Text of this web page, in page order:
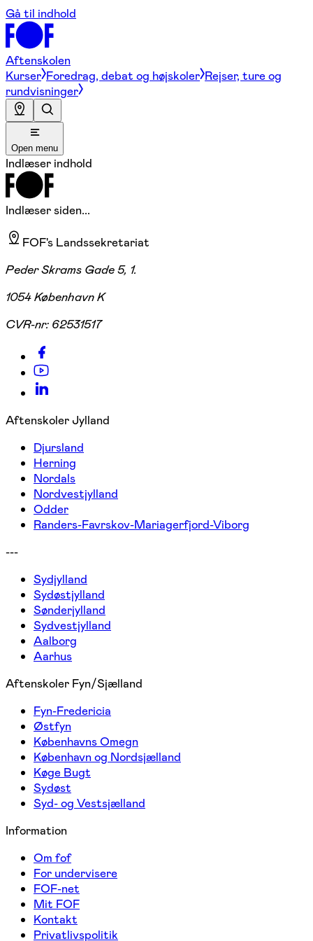
Gå til indhold
Aftenskolen
Kurser Foredrag, debat og højskoler Rejser, ture og
rundvisninger
Open menu
Indlæser indhold
Indlæser siden...
FOF's Landssekretariat
Peder Skrams Gade 5, 1.
1054 København K
CVR-nr: 62531517
Aftenskoler Jylland
Djursland
Herning
Nordals
Nordvestjylland
Odder
Randers-Favrskov-Mariagerfjord-Viborg
---
Sydjylland
Sydøstjylland
Sønderjylland
Sydvestjylland
Aalborg
Aarhus
Aftenskoler Fyn/Sjælland
Fyn-Fredericia
Østfyn
Københavns Omegn
København og Nordsjælland
Køge Bugt
Sydøst
Syd- og Vestsjælland
Information
Om fof
For undervisere
FOF-net
Mit FOF
Kontakt
Privatlivspolitik